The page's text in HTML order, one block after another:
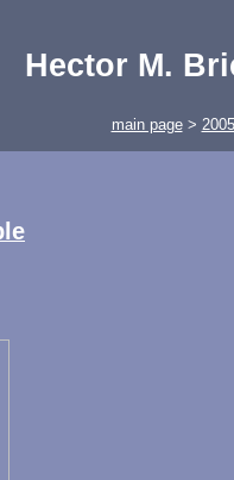
Hector M.
main page> 2005